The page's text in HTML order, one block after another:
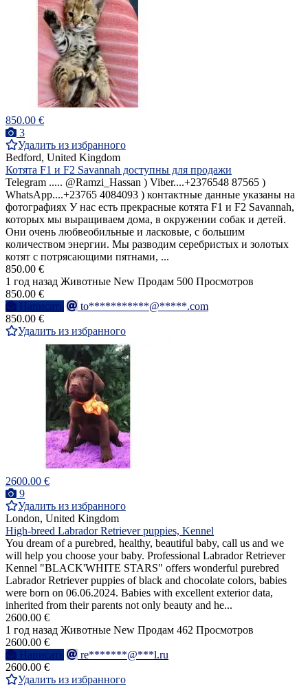
850.00 €
3
Удалить из избранного
Bedford, United Kingdom
Котята F1 и F2 Savannah доступны для продажи
Telegram ..... @Ramzi_Hassan ) Viber....+2376548 87565 )
WhatsApp....+23765 4084093 ) контактные данные указаны на
фотографиях У нас есть прекрасные котята F1 и F2 Savannah,
которых мы выращиваем дома, в окружении собак и детей.
Они очень любвеобильные и ласковые, с большим
количеством энергии. Мы разводим серебристых и золотых
котят с потрясающими пятнами, ...
850.00 €
1 год назад Животные New Продам 500 Просмотров
850.00 €
Написать
to***********@*****.com
850.00 €
Удалить из избранного
2600.00 €
9
Удалить из избранного
London, United Kingdom
High-breed Labrador Retriever puppies, Kennel
You dream of a purebred, healthy, beautiful baby, call us and we
will help you choose your baby. Professional Labrador Retriever
Kennel "BLACK'WHITE STARS" offers wonderful purebred
Labrador Retriever puppies of black and chocolate colors, babies
were born on 06.06.2024. Babies with excellent exterior data,
inherited from their parents not only beauty and he...
2600.00 €
1 год назад Животные New Продам 462 Просмотров
2600.00 €
Написать
re*******@***l.ru
2600.00 €
Удалить из избранного